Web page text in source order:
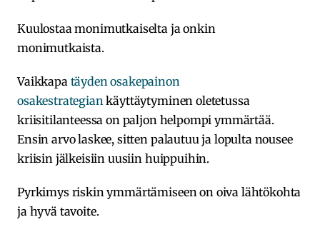
Kuulostaa monimutkaiselta ja onkin
monimutkaista.
Vaikkapa täyden osakepainon
osakestrategian käyttäytyminen oletetussa
kriisitilanteessa on paljon helpompi ymmärtää.
Ensin arvo laskee, sitten palautuu ja lopulta nousee
kriisin jälkeisiin uusiin huippuihin.
Pyrkimys riskin ymmärtämiseen on oiva lähtökohta
ja hyvä tavoite.